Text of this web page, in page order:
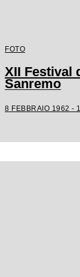
FOTO
XII Festival
Sanremo
8 FEBBRAIO 1962 -